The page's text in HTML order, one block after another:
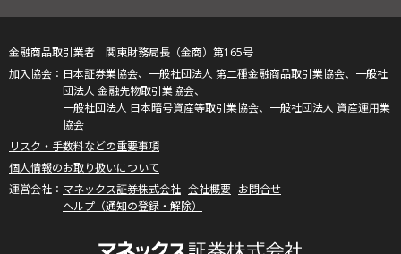
金融商品取引業者 関東財務局長（金商）第165号
日本証券業協会、一般社団法人 第二種金融商品取引業協会、一般社
団法人 金融先物取引業協会、
一般社団法人 日本暗号資産等取引業協会、一般社団法人 資産運用業
協会
リスク・手数料などの重要事項
個人情報のお取り扱いについて
マネックス証券株式会社 会社概要 お問合せ
ヘルプ（通知の登録・解除）